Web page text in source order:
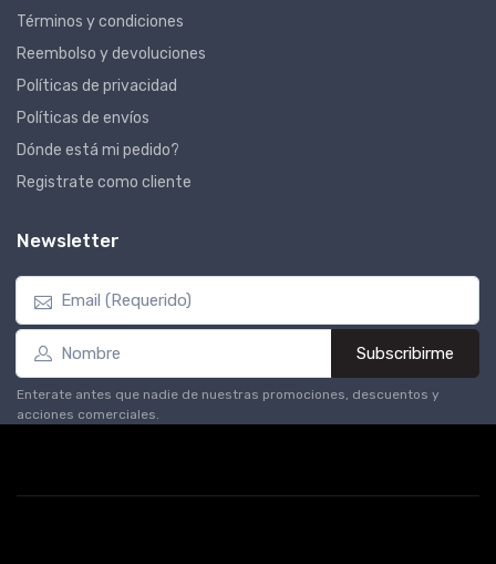
Términos y condiciones
Reembolso y devoluciones
Políticas de privacidad
Políticas de envíos
Dónde está mi pedido?
Registrate como cliente
Newsletter
Subscribirme
Enterate antes que nadie de nuestras promociones, descuentos y
acciones comerciales.